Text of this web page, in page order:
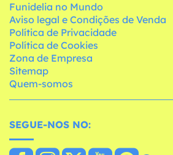
Funidelia no Mundo
Aviso legal e Condições de Venda
Política de Privacidade
Política de Cookies
Zona de Empresa
Sitemap
Quem-somos
SEGUE-NOS NO: